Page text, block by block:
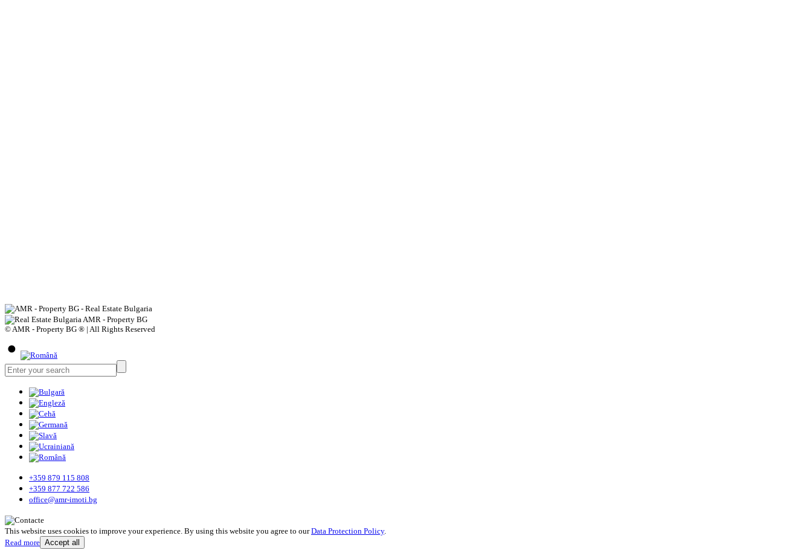
© AMR - Property BG ® | All Rights Reserved
+359 879 115 808
+359 877 722 586
office@amr-imoti.bg
This website uses cookies to improve your experience. By using this website you agree to ourData Protection Policy.
Read more Accept all